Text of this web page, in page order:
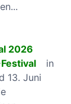
2026
in
13. Juni